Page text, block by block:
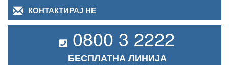
КОНТАКТИРАЈ НЕ
0800 3 2222
БЕСПЛАТНА ЛИНИЈА